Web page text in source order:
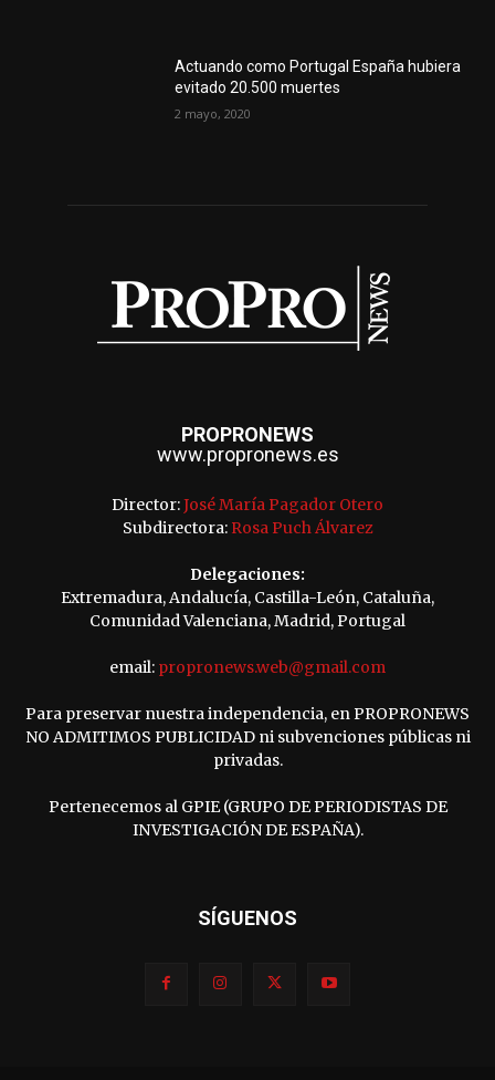
Actuando como Portugal España hubiera
evitado 20.500 muertes
2 mayo, 2020
PROPRONEWS
www.propronews.es
Director:José María Pagador Otero
Subdirectora: Rosa Puch Álvarez
Delegaciones:
Extremadura, Andalucía, Castilla-León, Cataluña,
Comunidad Valenciana, Madrid, Portugal
email: propronews.web@gmail.com
Para preservar nuestra independencia, en PROPRONEWS
NO ADMITIMOS PUBLICIDAD ni subvenciones públicas ni
privadas.
Pertenecemos al GPIE (GRUPO DE PERIODISTAS DE
INVESTIGACIÓN DE ESPAÑA).
SÍGUENOS